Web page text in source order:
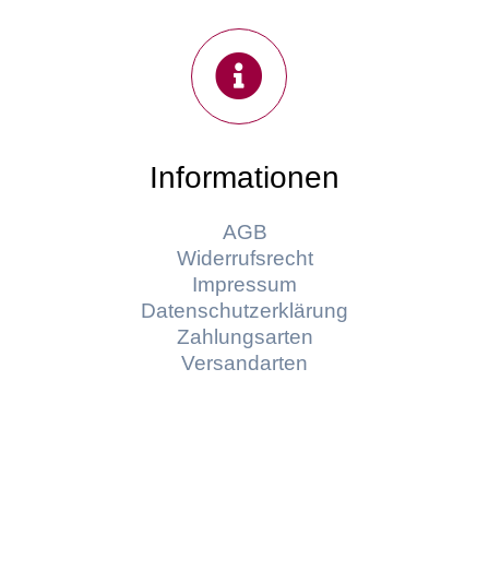
Informationen
AGB
Widerrufsrecht
Impressum
Datenschutzerklärung
Zahlungsarten
Versandarten